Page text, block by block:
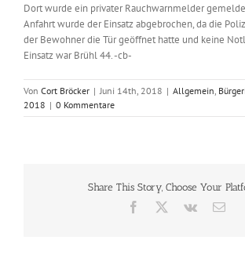
Dort wurde ein privater Rauchwarnmelder
Anfahrt wurde der Einsatz abgebrochen, da die
der Bewohner die Tür geöffnet hatte und keine
Einsatz war Brühl 44. -cb-
Von Cort Bröcker | Juni 14th, 2018 | Allgemein,
2018 | 0 Kommentare
Share This Story, Choose Your
Facebook Vk
E-